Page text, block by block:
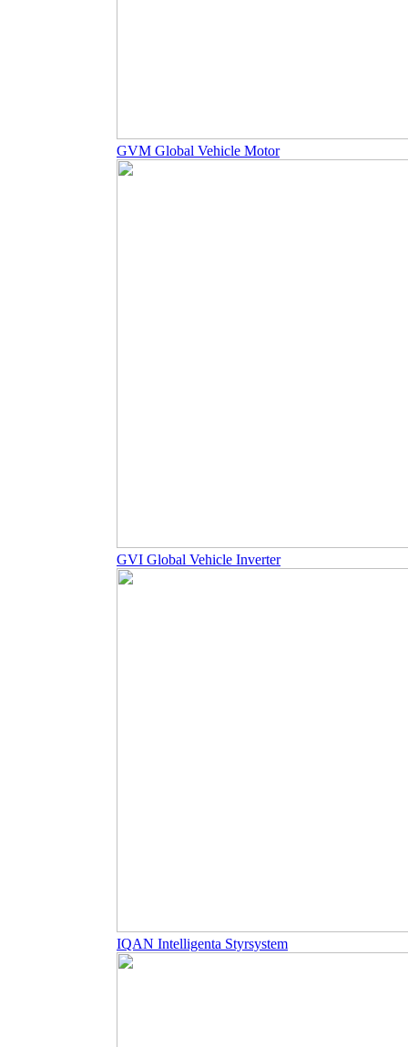
GVM Global Vehicle Motor
GVI Global Vehicle Inverter
IQAN Intelligenta Styrsystem